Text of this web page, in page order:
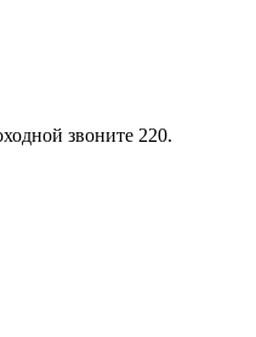
звоните 220.